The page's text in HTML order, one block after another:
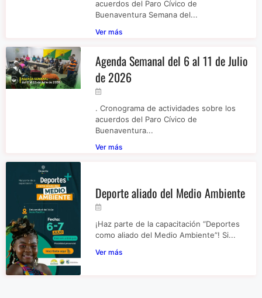
acuerdos del Paro Cívico de
Buenaventura Semana del...
Ver más
Agenda Semanal del 6 al 11 de Julio
de 2026
. Cronograma de actividades sobre los
acuerdos del Paro Cívico de
Buenaventura...
Ver más
Deporte aliado del Medio Ambiente
¡Haz parte de la capacitación “Deportes
como aliado del Medio Ambiente”! Si...
Ver más